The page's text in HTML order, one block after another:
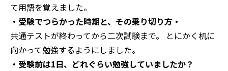
て用語を覚えました。
・受験でつらかった時期と、その乗り切り方・
共通テストが終わってから二次試験まで。
とにかく机に
向かって勉強するようにしました。
・受験前は1日、どれぐらい勉強していましたか？